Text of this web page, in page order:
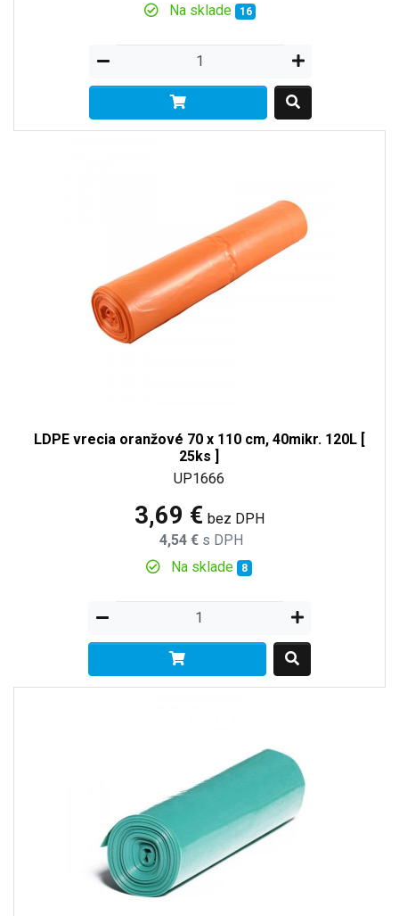
Na sklade
16
LDPE vrecia oranžové 70 x 110 cm, 40mikr. 120L [
25ks ]
UP1666
3,69 € bez DPH
4,54 € s DPH
Na sklade 8